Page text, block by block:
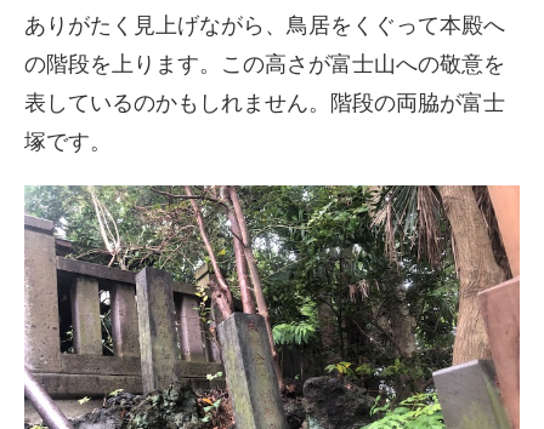
ありがたく見上げながら、鳥居をくぐって本殿へ
の階段を上ります。この高さが富士山への敬意を
表しているのかもしれません。階段の両脇が富士
塚です。